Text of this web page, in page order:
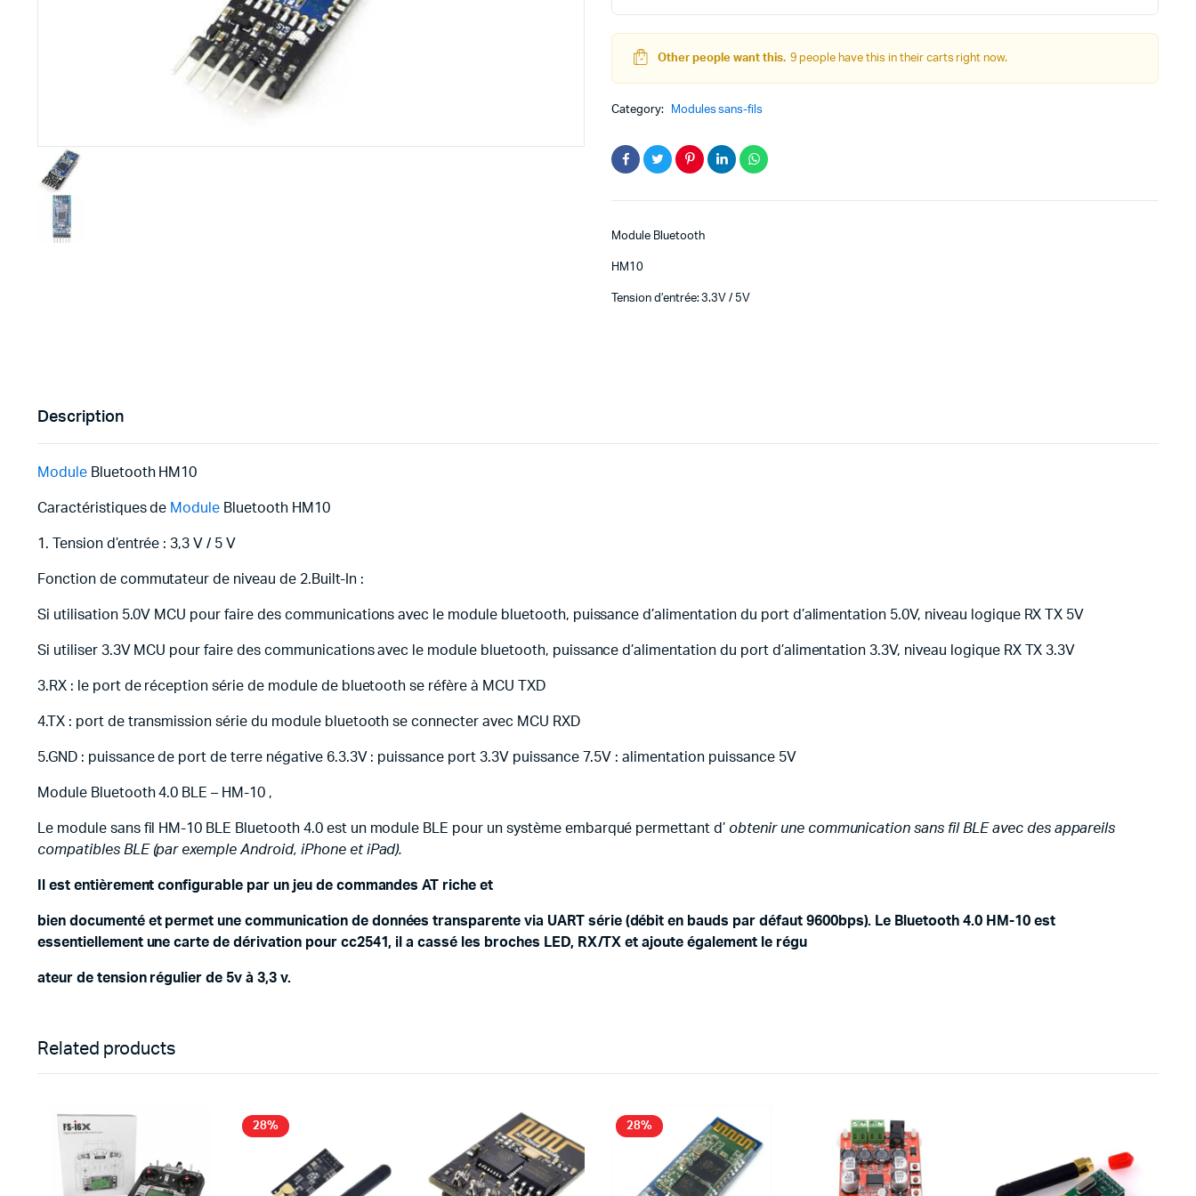
CNC & Laser
Accessoires imprimante 3D
Moteurs pas à pas
Lego Education
Pack Arduino – raspberry pi
quantity
Other people want this. 9 people have this in their carts right now.
Category: Modules sans-fils
Module Bluetooth
HM10
Tension d’entrée: 3.3V / 5V
Description
ModuleBluetooth HM10
Caractéristiques de Module Bluetooth HM10
1. Tension d’entrée : 3,3 V / 5 V
Fonction de commutateur de niveau de 2.Built-In :
Si utilisation 5.0V MCU pour faire des communications avec le module bluetooth, puissance d’alimentation du port d’alimentation 5.0V, niveau logique RX TX 5V
Si utiliser 3.3V MCU pour faire des communications avec le module bluetooth, puissance d’alimentation du port d’alimentation 3.3V, niveau logique RX TX 3.3V
3.RX : le port de réception série de module de bluetooth se réfère à MCU TXD
4.TX : port de transmission série du module bluetooth se connecter avec MCU RXD
5.GND : puissance de port de terre négative 6.3.3V : puissance port 3.3V puissance 7.5V : alimentation puissance 5V
Module Bluetooth 4.0 BLE – HM-10 ,
Le module sans fil HM-10 BLE Bluetooth 4.0 est un module BLE pour un système embarqué permettant d’ obtenir une communication sans fil BLE avec des appareils
compatibles BLE (par exemple Android, iPhone et iPad).
Il est entièrement configurable par un jeu de commandes AT riche et
bien documenté et permet une communication de données transparente via UART série (débit en bauds par défaut 9600bps). Le Bluetooth 4.0 HM-10 est
essentiellement une carte de dérivation pour cc2541, il a cassé les broches LED, RX/TX et ajoute également le régu
ateur de tension régulier de 5v à 3,3 v.
Related products
28% 28%